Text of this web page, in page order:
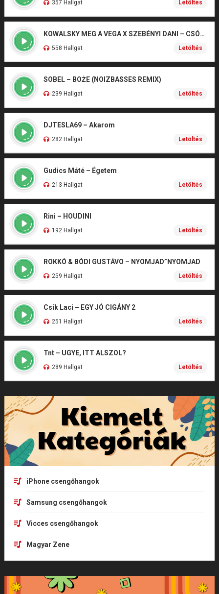
357 Hallgat Letöltés
KOWALSKY MEG A VEGA X SZEBÉNYI DANI – CSÓNAK
558 Hallgat Letöltés
SOBEL – BOŻE (NOIZBASSES REMIX)
239 Hallgat Letöltés
DJTESLA69 – Akarom
282 Hallgat Letöltés
Gudics Máté – Égetem
213 Hallgat Letöltés
Rini – HOUDINI
192 Hallgat Letöltés
ROKKÓ & BÓDI GUSTÁVO – NYOMJAD”NYOMJAD
259 Hallgat Letöltés
Csík Laci – EGY JÓ CIGÁNY 2
251 Hallgat Letöltés
Tnt – UGYE, ITT ALSZOL?
289 Hallgat Letöltés
iPhone csengőhangok
Samsung csengőhangok
Vicces csengőhangok
Magyar Zene